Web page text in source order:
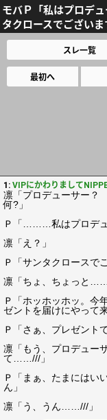
モバＰ「私はプロデ
タクロースでござい
スレ一覧
最初へ
1: VIPにかわりまして
凛「プロデューサー
何?」
Ｐ「………私はプロデュ
凛「え？」
Ｐ「サンタクロースで
凛「ちょ、ちょっと
Ｐ「ホッホッホッ。今
ゼントを届けにやって
Ｐ「さぁ、プレゼント
凛「もう、プロデュー
て……///」
Ｐ「まぁ、たまにはい
ん」
凛「う、うん……///」